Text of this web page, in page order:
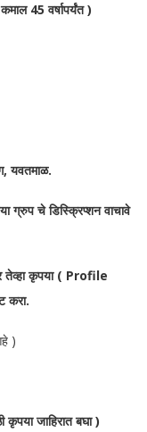
45 वर्षापर्यंत )
यवतमाळ.
ग्रुप चे डिस्क्रिप्शन वाचावे
कृपया ( Profile
)
कृपया जाहिरात बघा )